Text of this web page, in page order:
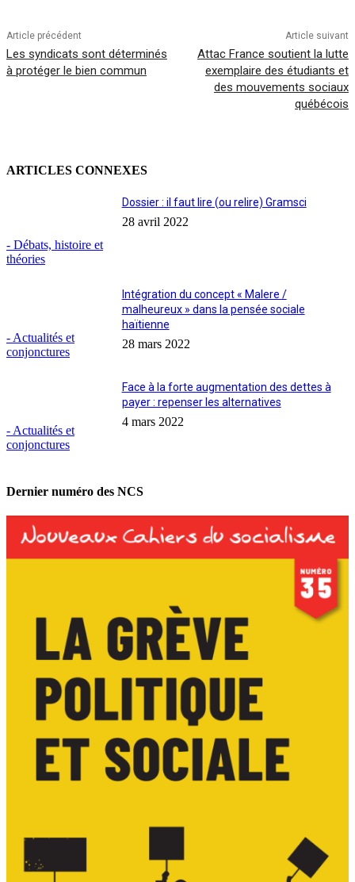
Article précédent
Les syndicats sont déterminés
à protéger le bien commun
Article suivant
Attac France soutient la lutte
exemplaire des étudiants et
des mouvements sociaux
québécois
ARTICLES CONNEXES
- Débats, histoire et
théories
Dossier : il faut lire (ou relire) Gramsci
28 avril 2022
- Actualités et
conjonctures
Intégration du concept « Malere /
malheureux » dans la pensée sociale
haïtienne
28 mars 2022
- Actualités et
conjonctures
Face à la forte augmentation des dettes à
payer : repenser les alternatives
4 mars 2022
Dernier numéro des NCS